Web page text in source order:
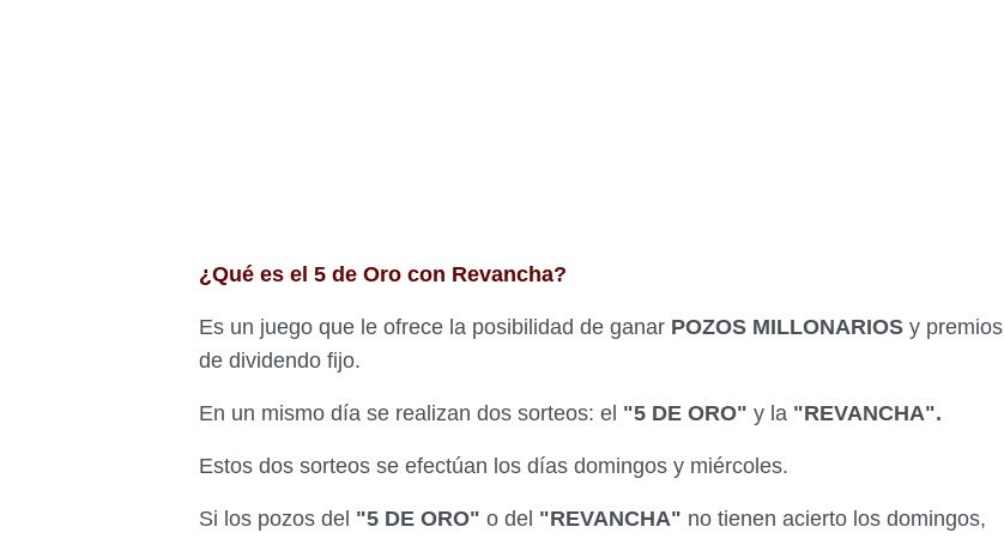
¿Qué es el 5 de Oro con Revancha?
Es un juego que le ofrece la posibilidad de ganar POZOS MILLONARIOS y premios
de dividendo fijo.
En un mismo día se realizan dos sorteos: el "5 DE ORO" y la "REVANCHA".
Estos dos sorteos se efectúan los días domingos y miércoles.
Si los pozos del "5 DE ORO" o del "REVANCHA" no tienen acierto los domingos,